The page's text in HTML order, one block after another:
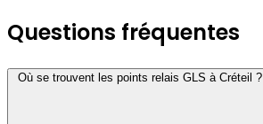
Questions fréquentes
Où se trouvent les points relais GLS à Créteil ?